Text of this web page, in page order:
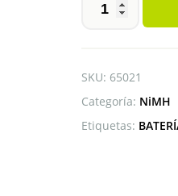
BATERÍA
3500mAh
NiMH
SKU: 65021
Categoría: NiMH
Etiquetas: